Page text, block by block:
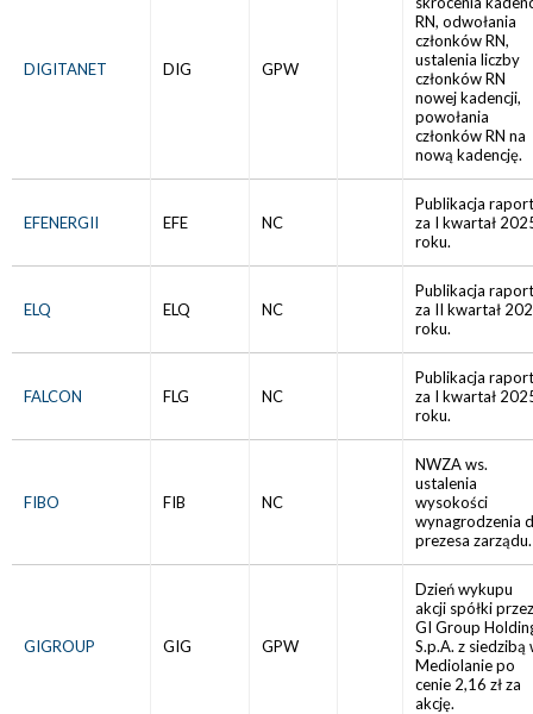
DIGITANET DIG GPW
RN, odwołania
członków RN,
ustalenia liczby
członków RN
nowej kadencji,
powołania
członków RN na
nową kadencję.
EFENERGII EFE NC
Publikacja
za I kwartał
roku.
ELQ ELQ NC
Publikacja
za II kwartał
roku.
FALCON FLG NC
Publikacja
za I kwartał
roku.
FIBO FIB NC
NWZA ws.
ustalenia
wysokości
wynagrodzenia
prezesa zarządu.
GIGROUP GIG GPW
Dzień wykupu
akcji spółki przez
GI Group
S.p.A. z siedzibą
Mediolanie po
cenie 2,16 zł za
akcję.